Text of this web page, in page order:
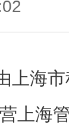
上海
上海